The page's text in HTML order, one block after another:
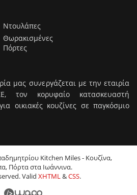
Ντουλάπες
Θωρακισμένες
Πόρτες
μας συνεργάζεται με την εταιρία
τον κορυφαίο κατασκευαστή
οικιακές κουζίνες σε παγκόσμιο
Kitchen Miles - Κουζίνα,
Πόρτα στα Ιωάννινα.
Valid XHTML&CSS.